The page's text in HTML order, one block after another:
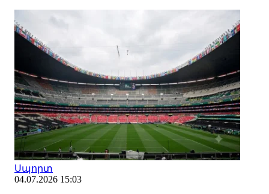
Սպորտ
04.07.2026 15:03